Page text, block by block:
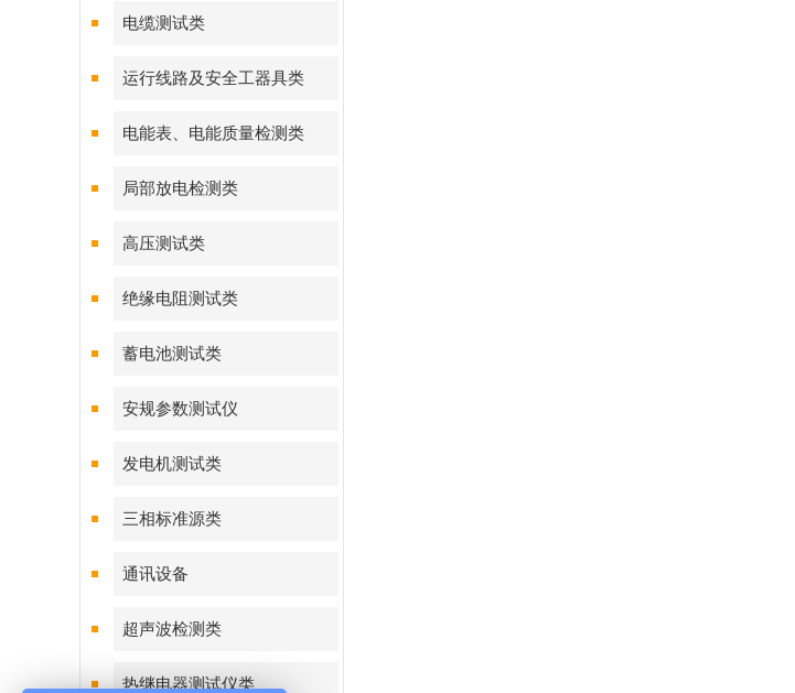
电缆测试类
运行线路及安全工器具类
电能表、电能质量检测类
局部放电检测类
高压测试类
绝缘电阻测试类
蓄电池测试类
安规参数测试仪
发电机测试类
三相标准源类
通讯设备
超声波检测类
热继电器测试仪类